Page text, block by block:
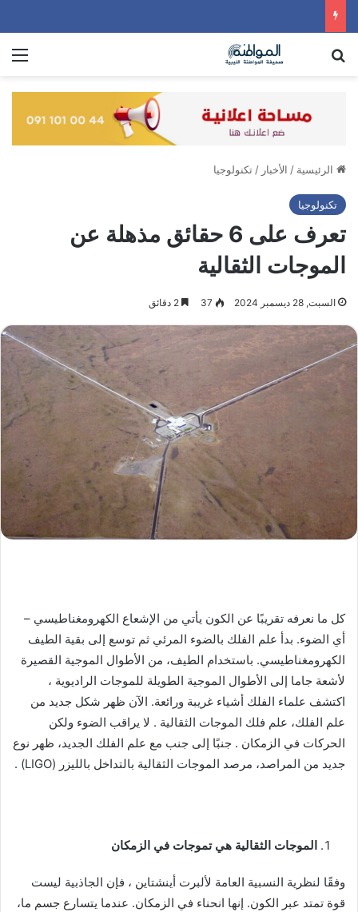
الرئيسية / الأخبار / تكنولوجيا
تكنولوجيا
تعرف على 6 حقائق مذهلة عن
الموجات الثقالية
السبت, 28 ديسمبر 2024 37
كل ما نعرفه تقريبًا عن الكون يأتي من الإشعاع الكهرومغناطيسي –
أي الضوء. بدأ علم الفلك بالضوء المرئي ثم توسع إلى بقية الطيف
الكهرومغناطيسي. باستخدام الطيف، من الأطوال الموجية القصيرة
لأشعة جاما إلى الأطوال الموجية الطويلة للموجات الراديوية ،
اكتشف علماء الفلك أشياء غريبة ورائعة. الآن ظهر شكل جديد من
علم الفلك، علم فلك الموجات الثقالية . لا يراقب الضوء ولكن
الحركات في الزمكان . جنبًا إلى جنب مع علم الفلك الجديد، ظهر نوع
جديد من المراصد، مرصد الموجات الثقالية بالتداخل بالليزر (LIGO) .
الموجات الثقالية هي تموجات في الزمكان
وفقًا لنظرية النسبية العامة لألبرت أينشتاين ، فإن الجاذبية ليست
قوة تمتد عبر الكون. إنها انحناء في الزمكان. عندما يتسارع جسم ما،